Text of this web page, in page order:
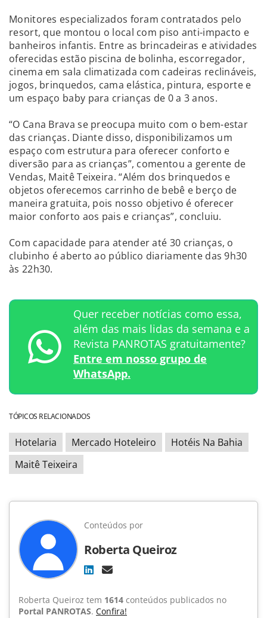
Monitores especializados foram contratados pelo
resort, que montou o local com piso anti-impacto e
banheiros infantis. Entre as brincadeiras e atividades
oferecidas estão piscina de bolinha, escorregador,
cinema em sala climatizada com cadeiras reclináveis,
jogos, brinquedos, cama elástica, pintura, esporte e
um espaço baby para crianças de 0 a 3 anos.
“O Cana Brava se preocupa muito com o bem-estar
das crianças. Diante disso, disponibilizamos um
espaço com estrutura para oferecer conforto e
diversão para as crianças”, comentou a gerente de
Vendas, Maitê Teixeira. “Além dos brinquedos e
objetos oferecemos carrinho de bebê e berço de
maneira gratuita, pois nosso objetivo é oferecer
maior conforto aos pais e crianças”, concluiu.
Com capacidade para atender até 30 crianças, o
clubinho é aberto ao público diariamente das 9h30
às 22h30.
Quer receber notícias como essa,
além das mais lidas da semana e a
Revista PANROTAS gratuitamente?
Entre em nosso grupo de
WhatsApp.
TÓPICOS RELACIONADOS
Hotelaria Mercado Hoteleiro
Hotéis Na Bahia
Maitê Teixeira
Conteúdos por
Roberta Queiroz
Roberta Queiroz tem 1614 conteúdos publicados no
Portal PANROTAS. Confira!